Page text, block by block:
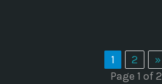
1 2
»
Page 1 of 2